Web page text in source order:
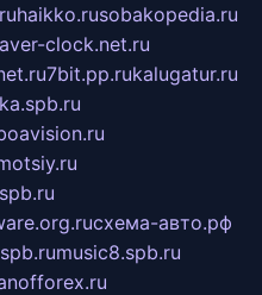
haikko.rusobakopedia.ru
clock.net.ru
7bit.pp.rukalugatur.ru
схема-авто.рф
music8.spb.ru